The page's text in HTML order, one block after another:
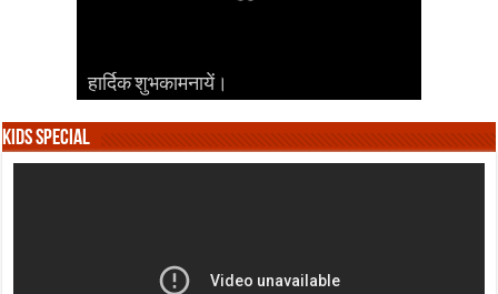
हार्दिक शुभकामनायें।
हार्दिक शुभकामनायें।
हार्दिक शुभकामनायें।
हार्दिक शुभकामनायें।
हार्दिक शुभकामनायें।
Kids Special